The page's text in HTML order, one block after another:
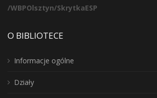
/WBPOlsztyn/SkrytkaESP
O BIBLIOTECE
Informacje ogólne
Działy